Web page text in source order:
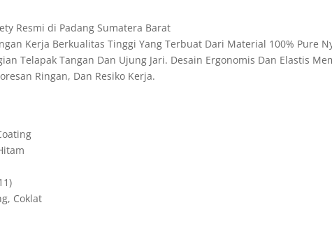
e
n
Resmi di Padang Sumatera Barat
Kerja Berkualitas Tinggi Yang Terbuat Dari Material 100% Pure
Telapak Tangan Dan Ujung Jari. Desain Ergonomis Dan Elastis
Ringan, Dan Resiko Kerja.
Coklat